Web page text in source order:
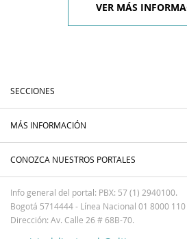
VER MÁS
SECCIONES
MÁS INFORMACIÓN
CONOZCA NUESTROS PORTALES
Info general del portal: PBX: 57 (1) 2940100.
Bogotá 5714444 - Línea Nacional 01 8000 110
Dirección: Av. Calle 26 # 68B-70.